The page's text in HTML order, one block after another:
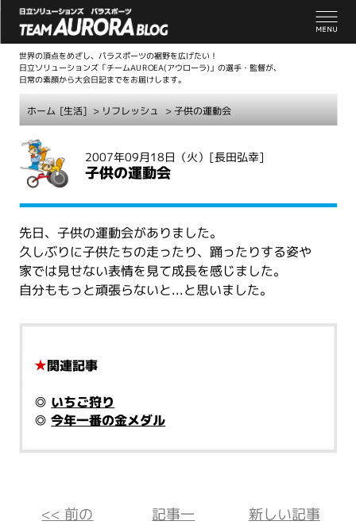
世界の頂点をめざし、パラスポーツの裾野を広げたい！
日立ソリューションズ「チームAUROEA(アウローラ)」の選手・監督が、
日常の素顔から大会日記までをお届けします。
ホーム [生活] > リフレッシュ > 子供の運動会
2007年09月18日（火） [長田弘幸]
子供の運動会
先日、子供の運動会がありました。
久しぶりに子供たちの走ったり、踊ったりする姿や
家では見せない表情を見て成長を感じました。
自分ももっと頑張らないと...と思いました。
★関連記事
◎ いちご狩り
◎今年一番の金メダル
<< 前の 記事一 新しい記事